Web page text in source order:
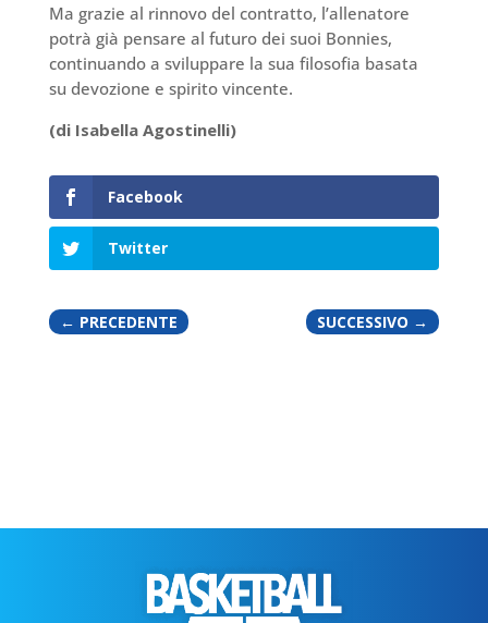
Ma grazie al rinnovo del contratto, l’allenatore
potrà già pensare al futuro dei suoi Bonnies,
continuando a sviluppare la sua filosofia basata
su devozione e spirito vincente.
(di Isabella Agostinelli)
Facebook
Twitter
← PRECEDENTE SUCCESSIVO →